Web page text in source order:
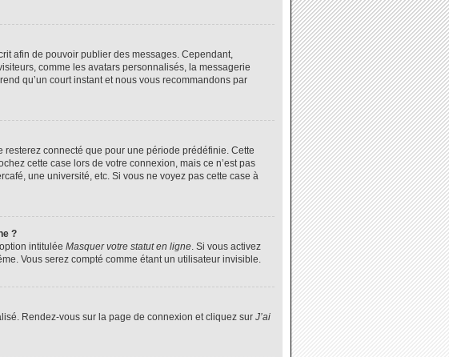
afin de pouvoir publier des messages. Cependant,
comme les avatars personnalisés, la messagerie
qu’un court instant et nous vous recommandons par
connecté que pour une période prédéfinie. Cette
cette case lors de votre connexion, mais ce n’est pas
une université, etc. Si vous ne voyez pas cette case à
?
intitulée Masquer votre statut en ligne. Si vous activez
Vous serez compté comme étant un utilisateur invisible.
Rendez-vous sur la page de connexion et cliquez sur J’ai